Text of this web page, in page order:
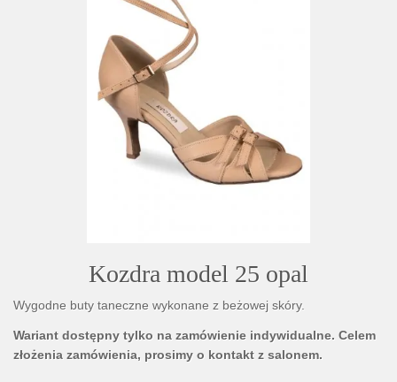
Kozdra model 25 opal
Wygodne buty taneczne wykonane z beżowej skóry.
Wariant dostępny tylko na zamówienie indywidualne. Celem
złożenia zamówienia, prosimy o kontakt z salonem.